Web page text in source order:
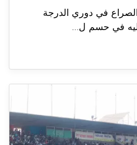
في دوري الدرجة
في حسم ل...